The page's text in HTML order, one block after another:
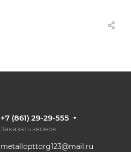
+7 (861) 29-29-555
Заказать звонок
metallopttorg123@mail.ru